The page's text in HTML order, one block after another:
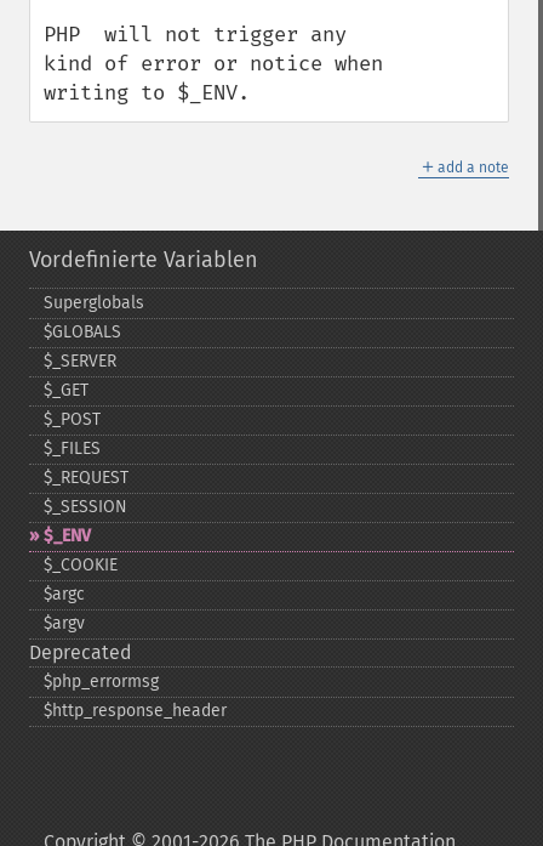
PHP  will not trigger any
kind of error or notice when
writing to $_ENV.
＋ add a note
Vordefinierte Variablen
Superglobals
$GLOBALS
$_​SERVER
$_​GET
$_​POST
$_​FILES
$_​REQUEST
$_​SESSION
$_​ENV
$_​COOKIE
$argc
$argv
Deprecated
$php_​errormsg
$http_​response_​header